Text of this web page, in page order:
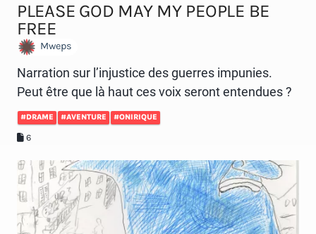
PLEASE GOD MAY MY PEOPLE BE
FREE
Mweps
Narration sur l’injustice des guerres impunies.
Peut être que là haut ces voix seront entendues ?
#DRAME #AVENTURE #ONIRIQUE
6